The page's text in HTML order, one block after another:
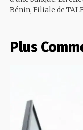
Bénin, Filiale de
Plus